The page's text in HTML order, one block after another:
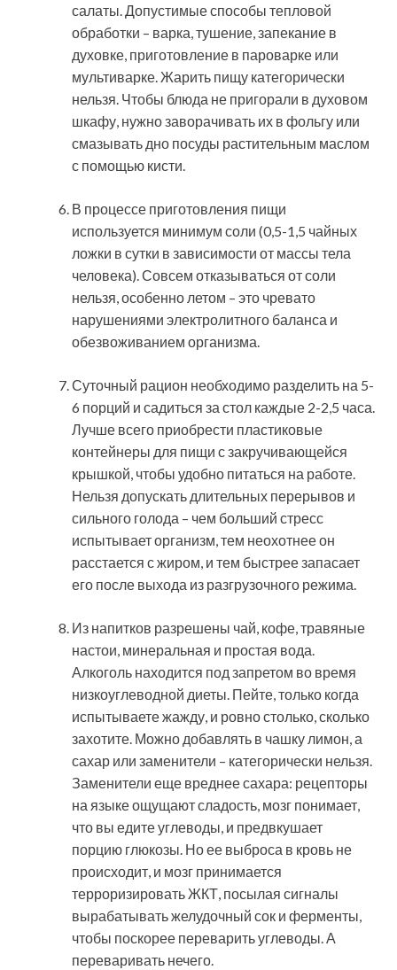
салаты. Допустимые способы тепловой
обработки – варка, тушение, запекание в
духовке, приготовление в пароварке или
мультиварке. Жарить пищу категорически
нельзя. Чтобы блюда не пригорали в духовом
шкафу, нужно заворачивать их в фольгу или
смазывать дно посуды растительным маслом
с помощью кисти.
В процессе приготовления пищи
используется минимум соли (0,5-1,5 чайных
ложки в сутки в зависимости от массы тела
человека). Совсем отказываться от соли
нельзя, особенно летом – это чревато
нарушениями электролитного баланса и
обезвоживанием организма.
Суточный рацион необходимо разделить на 5-
6 порций и садиться за стол каждые 2-2,5 часа.
Лучше всего приобрести пластиковые
контейнеры для пищи с закручивающейся
крышкой, чтобы удобно питаться на работе.
Нельзя допускать длительных перерывов и
сильного голода – чем больший стресс
испытывает организм, тем неохотнее он
расстается с жиром, и тем быстрее запасает
его после выхода из разгрузочного режима.
Из напитков разрешены чай, кофе, травяные
настои, минеральная и простая вода.
Алкоголь находится под запретом во время
низкоуглеводной диеты. Пейте, только когда
испытываете жажду, и ровно столько, сколько
захотите. Можно добавлять в чашку лимон, а
сахар или заменители – категорически нельзя.
Заменители еще вреднее сахара: рецепторы
на языке ощущают сладость, мозг понимает,
что вы едите углеводы, и предвкушает
порцию глюкозы. Но ее выброса в кровь не
происходит, и мозг принимается
терроризировать ЖКТ, посылая сигналы
вырабатывать желудочный сок и ферменты,
чтобы поскорее переварить углеводы. А
переваривать нечего.